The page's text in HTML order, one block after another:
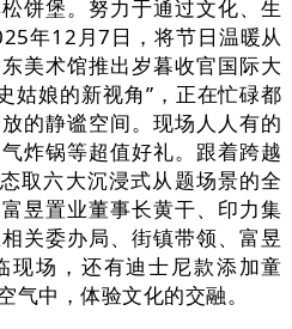
饼堡。努力于通过文化、生
年12月7日，将节日温暖从
美术馆推出岁暮收官国际大
姑娘的新视角”，正在忙碌都
的静谧空间。现场人人有的
炸锅等超值好礼。跟着跨越
取六大沉浸式从题场景的全
昱置业董事长黄干、印力集
关委办局、街镇带领、富昱
现场，还有迪士尼款添加童
气中，体验文化的交融。